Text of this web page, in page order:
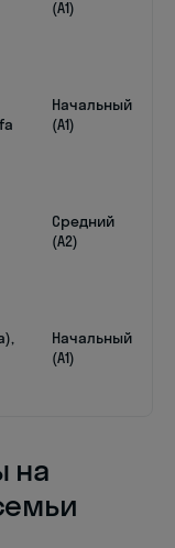
(A1)
Начальный
(A1)
Средний
(A2)
Начальный
(A1)
на